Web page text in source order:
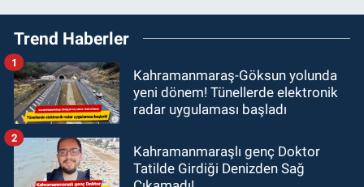
Trend Haberler
Kahramanmaraş-Göksun yolunda
yeni dönem! Tünellerde elektronik
radar uygulaması başladı
1
Kahramanmaraşlı genç Doktor
Tatilde Girdiği Denizden Sağ
2